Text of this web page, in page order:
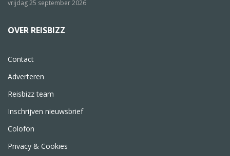
vrijdag 25 september 2026
OVER REISBIZZ
Contact
Adverteren
Reisbizz team
Inschrijven nieuwsbrief
Colofon
Privacy & Cookies